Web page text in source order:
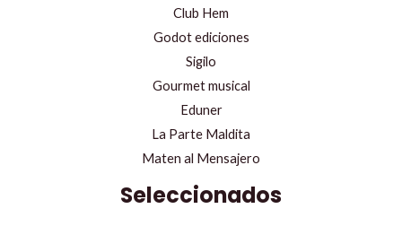
Club Hem
Godot ediciones
Sigilo
Gourmet musical
Eduner
La Parte Maldita
Maten al Mensajero
Seleccionados